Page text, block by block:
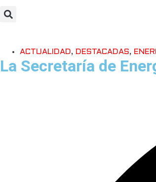
ACTUALIDAD, DESTACADAS,
La Secretaría de